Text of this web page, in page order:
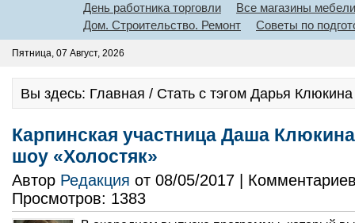
День работника торговли
Все магазины мебели
Дом. Строительство. Ремонт
Советы по
Пятница, 07 Август, 2026
Вы здесь: Главная / Стать с тэгом Дарья Клюкина
Карпинская участница Даша
шоу «Холостяк»
Автор Редакция от 08/05/2017 |
Просмотров: 1383